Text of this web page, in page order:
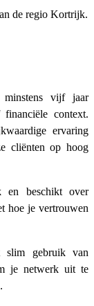
de regio Kortrijk.
minstens vijf jaar
context.
ervaring
cliënten op hoog
en beschikt over
hoe je vertrouwen
slim gebruik van
je netwerk uit te